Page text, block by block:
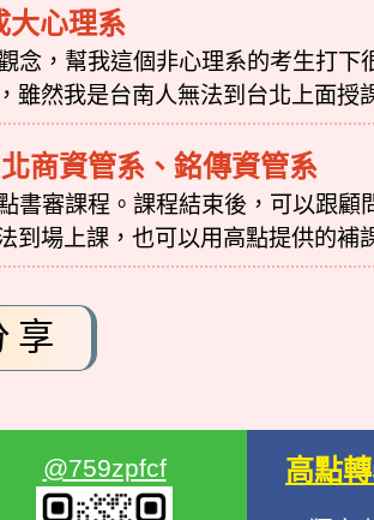
大心理系
念，幫我這個非心理系的考生打
雖然我是台南人無法到台北上面
商資管系、銘傳資管系
書審課程。課程結束後，可以跟
到場上課，也可以用高點提供的
享
@759zpfcf 高點